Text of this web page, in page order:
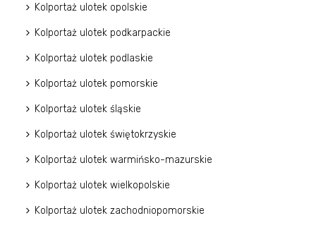
Kolportaż ulotek opolskie
Kolportaż ulotek podkarpackie
Kolportaż ulotek podlaskie
Kolportaż ulotek pomorskie
Kolportaż ulotek śląskie
Kolportaż ulotek świętokrzyskie
Kolportaż ulotek warmińsko-mazurskie
Kolportaż ulotek wielkopolskie
Kolportaż ulotek zachodniopomorskie